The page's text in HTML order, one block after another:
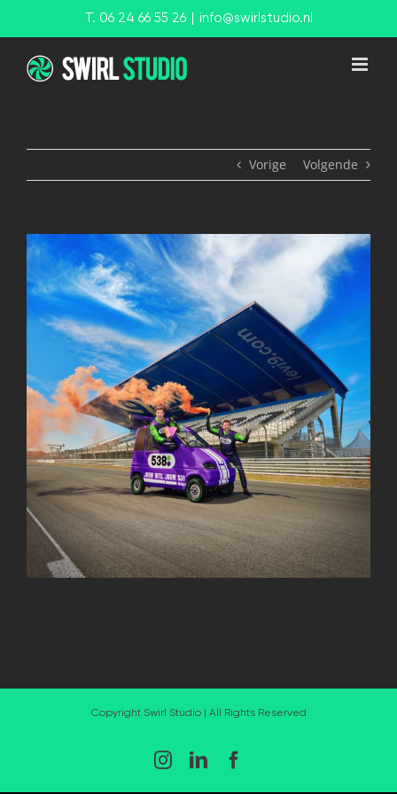
T. 06 24 66 55 26 | info@swirlstudio.nl
Vorige Volgende
View
Larger
Image
Copyright Swirl Studio | All Rights Reserved
Instagram
LinkedIn